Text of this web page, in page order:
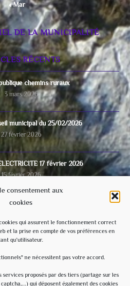
consentement aux
cookies
qui assurent le fonctionnement correct
et la prise en compte de vos préférences en
qu’utilisateur.
ne nécessitent pas votre accord.
proposés par des tiers (partage sur les
qui déposent également des cookies
« Mar
DE LA MUNICIPALITÉ
RÉCENTS
chemins ruraux
3 mars 2026
municipal du 25/02/2026
27 février 2026
17 février 2026
15 février 2026
municipal du 28/11/2025
Ecole
septembre 2025